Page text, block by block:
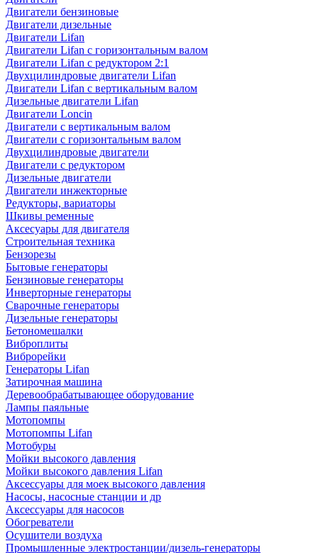
Двигатели бензиновые
Двигатели дизельные
Двигатели Lifan
Двигатели Lifan с горизонтальным валом
Двигатели Lifan с редуктором 2:1
Двухцилиндровые двигатели Lifan
Двигатели Lifan с вертикальным валом
Дизельные двигатели Lifan
Двигатели Loncin
Двигатели с вертикальным валом
Двигатели с горизонтальным валом
Двухцилиндровые двигатели
Двигатели с редуктором
Дизельные двигатели
Двигатели инжекторные
Редукторы, вариаторы
Шкивы ременные
Аксесуары для двигателя
Строительная техника
Бензорезы
Бытовые генераторы
Бензиновые генераторы
Инверторные генераторы
Сварочные генераторы
Дизельные генераторы
Бетономешалки
Виброплиты
Виброрейки
Генераторы Lifan
Затирочная машина
Деревообрабатывающее оборудование
Лампы паяльные
Мотопомпы
Мотопомпы Lifan
Мотобуры
Мойки высокого давления
Мойки высокого давления Lifan
Аксессуары для моек высокого давления
Насосы, насосные станции и др
Аксессуары для насосов
Обогреватели
Осушители воздуха
Промышленные электростанции/дизель-генераторы